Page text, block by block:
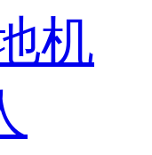
机